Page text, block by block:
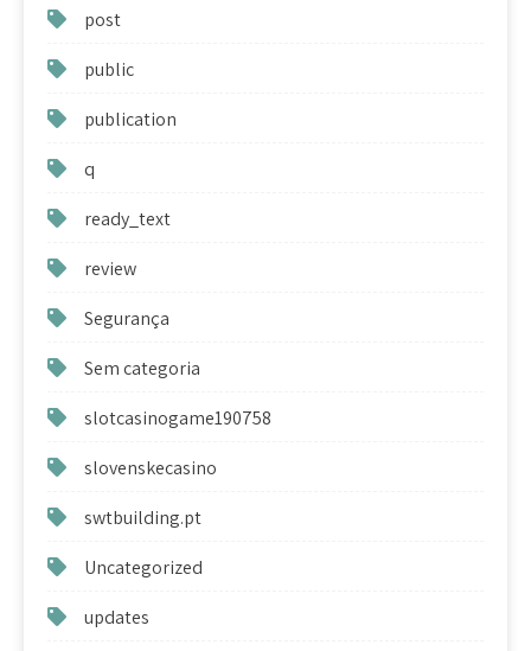
post
public
publication
q
ready_text
review
Segurança
Sem categoria
slotcasinogame190758
slovenskecasino
swtbuilding.pt
Uncategorized
updates